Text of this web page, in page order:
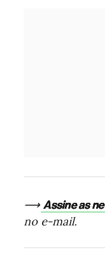
⟶ Assine as
no e-mail.